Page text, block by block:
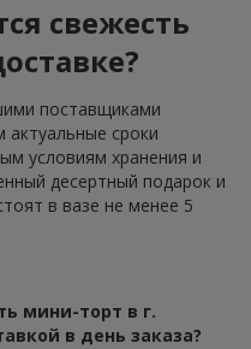
свежесть
поставщиками
актуальные сроки
условиям хранения и
десертный подарок и
в вазе не менее 5
мини-торт в г.
в день заказа?